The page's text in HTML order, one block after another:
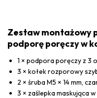
Zestaw montażowy
podporę poręczy w
1 × podpora poręczy z 3
3 × kołek rozporowy
2 × śruba M5 × 14 mm,
3 × zaślepka maskująca